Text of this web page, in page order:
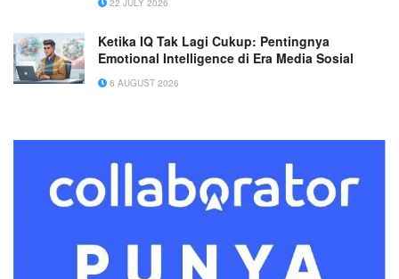
22 JULY 2026
Ketika IQ Tak Lagi Cukup: Pentingnya
Emotional Intelligence di Era Media Sosial
6 AUGUST 2026